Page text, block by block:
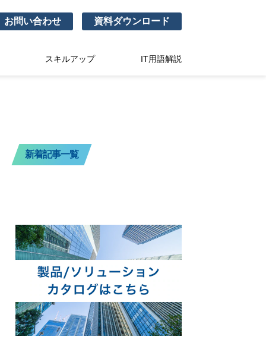
お問い合わせ 資料ダウンロード
スキルアップ IT用語解説
新着記事一覧